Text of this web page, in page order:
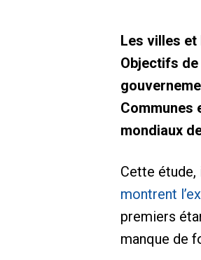
Les villes
Objectifs de
Communes
mondiaux
Cette étude,
montrent
premiers
manque de